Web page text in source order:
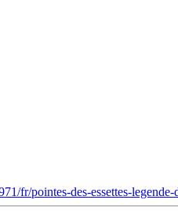
fr/pointes-des-essettes-legende-